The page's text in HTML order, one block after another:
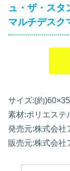
ュ・ザ・スタ
マルチデスク
サイズ:(約
素材:ポリエステ
発売元:株式会社
販売元:株式会社